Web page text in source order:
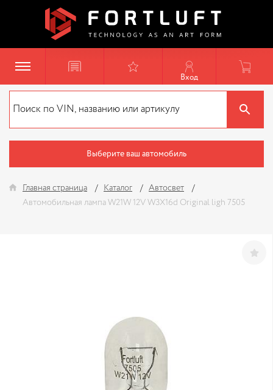
Вход
Выберите ваш автомобиль
Главная страница Каталог
Автосвет
Автомобильная лампа W21W 12V W3X16d Original ligh 7505